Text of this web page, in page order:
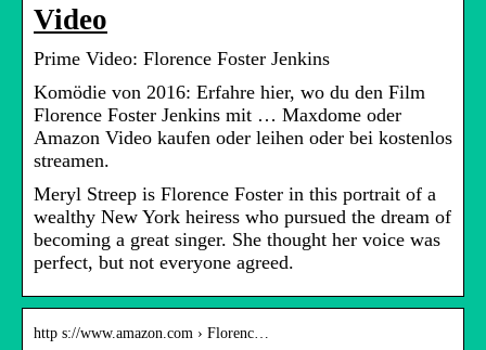
Video
Prime Video: Florence Foster Jenkins
Komödie von 2016: Erfahre hier, wo du den Film
Florence Foster Jenkins mit … Maxdome oder
Amazon Video kaufen oder leihen oder bei kostenlos
streamen.
Meryl Streep is Florence Foster in this portrait of a
wealthy New York heiress who pursued the dream of
becoming a great singer. She thought her voice was
perfect, but not everyone agreed.
http s://www.amazon.com › Florenc…